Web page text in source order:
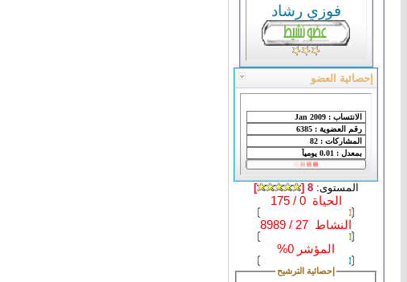
فوزي رشاد
إحصائية العضو
المستوى:8 [
]
الحياة 0 / 175
النشاط 27 / 8989
المؤشر 0%
إحصائية الترشيح